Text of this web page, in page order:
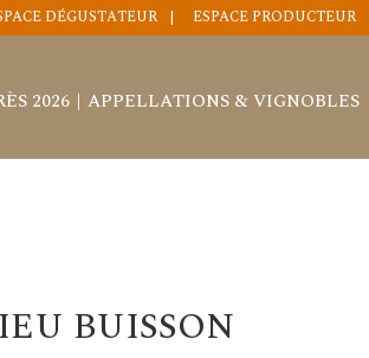
DÉGUSTATEUR ESPACE PRODUCTEUR
2026 APPELLATIONS & VIGNOBLES
BUISSON